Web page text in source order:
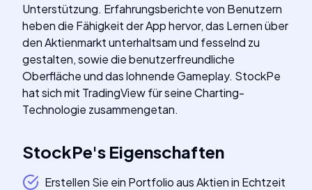
Unterstützung. Erfahrungsberichte von Benutzern
heben die Fähigkeit der App hervor, das Lernen über
den Aktienmarkt unterhaltsam und fesselnd zu
gestalten, sowie die benutzerfreundliche
Oberfläche und das lohnende Gameplay. StockPe
hat sich mit TradingView für seine Charting-
Technologie zusammengetan.
StockPe's Eigenschaften
Erstellen Sie ein Portfolio aus Aktien in Echtzeit